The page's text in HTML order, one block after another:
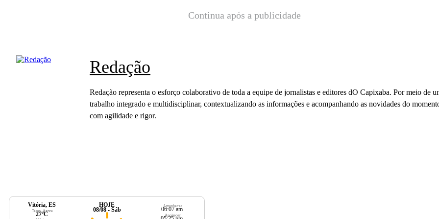
Continua após a publicidade
Redação
Redação representa o esforço colaborativo de toda a equipe de jornalistas e editores dO Capixaba. Por meio de
trabalho integrado e multidisciplinar, contextualizando as informações e acompanhando as novidades do
com agilidade e rigor.
Vitória, ES
Temp. Agora
27ºC
HOJE
08/08 - Sáb
Amanhecer
06:07 am
Anoitecer